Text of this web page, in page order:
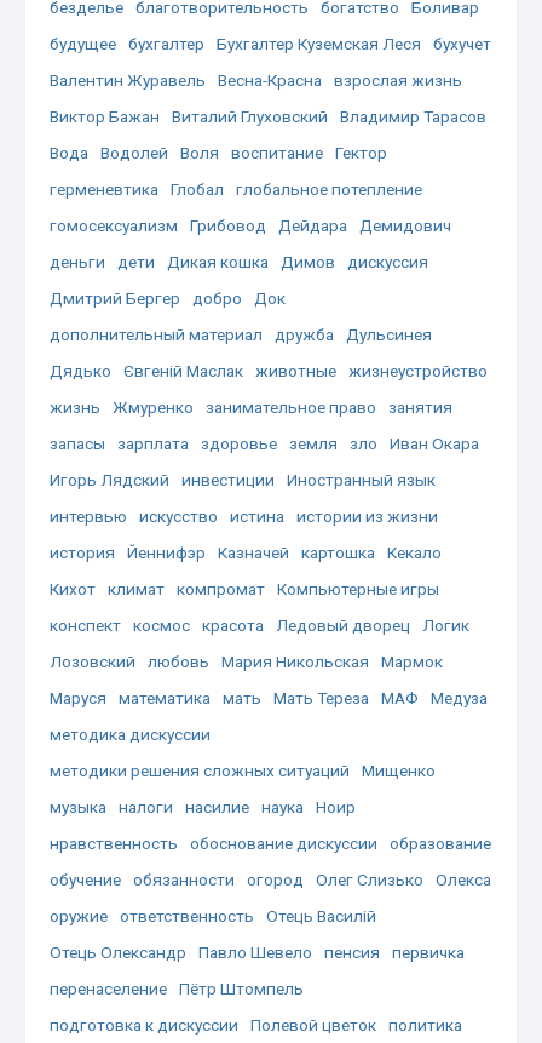
безделье
благотворительность богатство
Боливар
будущее
бухгалтер Бухгалтер Куземская Леся
бухучет
Валентин Журавель
Весна-Красна
взрослая жизнь
Виктор Бажан
Виталий Глуховский
Владимир Тарасов
Вода
Водолей Воля воспитание
Гектор
герменевтика
Глобал
глобальное потепление
гомосексуализм
Грибовод Дейдара
Демидович
деньги
дети Дикая кошка Димов
дискуссия
Дмитрий Бергер
добро
Док
дополнительный материал
дружба
Дульсинея
Дядько
Євгеній Маслак животные
жизнеустройство
жизнь
Жмуренко занимательное право
занятия
запасы
зарплата здоровье земля зло
Иван Окара
Игорь Лядский
инвестиции
Иностранный язык
интервью
искусство истина
истории из жизни
история
Йеннифэр Казначей картошка
Кекало
Кихот
климат компромат
Компьютерные игры
конспект
космос красота Ледовый дворец
Логик
Лозовский
любовь Мария Никольская
Мармок
Маруся
математика мать Мать Тереза МАФ
Медуза
методика дискуссии
методики решения сложных ситуаций
Мищенко
музыка
налоги насилие наука
Ноир
нравственность
обоснование дискуссии
образование
обучение
обязанности огород Олег Слизько
Олекса
оружие
ответственность
Отець Василій
Отець Олександр
Павло Шевело пенсия
первичка
перенаселение
Пётр Штомпель
подготовка к дискуссии
Полевой цветок
политика